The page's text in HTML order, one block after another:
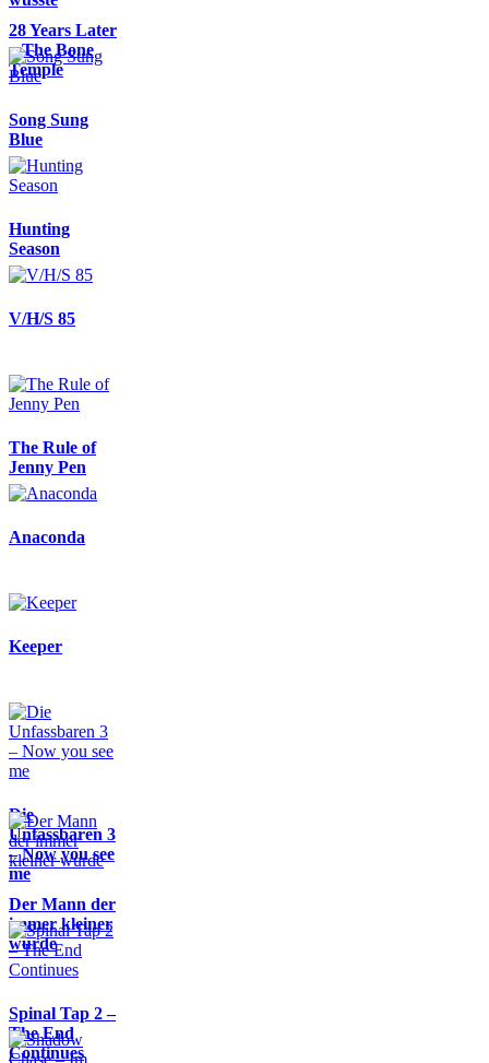
28 Years Later
– The Bone
Temple
Song Sung
Blue
Hunting
Season
V/H/S 85
The Rule of
Jenny Pen
Anaconda
Keeper
Die
Unfassbaren 3
– Now you see
me
Der Mann der
immer kleiner
wurde
Spinal Tap 2 –
The End
Continues